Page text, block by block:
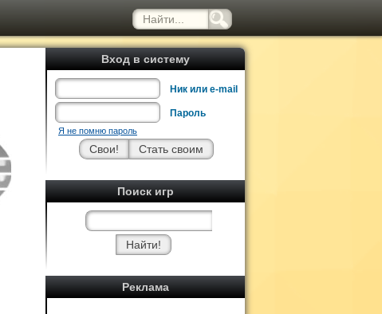
Вход в систему
Ник или e-mail
Пароль
Я не помню пароль
Поиск игр
Реклама